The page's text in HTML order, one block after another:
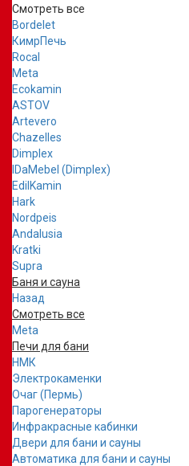
Смотреть все
Bordelet
КимрПечь
Rocal
Meta
Ecokamin
ASTOV
Artevero
Chazelles
Dimplex
IDaMebel (Dimplex)
EdilKamin
Hark
Nordpeis
Andalusia
Kratki
Supra
Баня и сауна
Назад
Смотреть все
Meta
Печи для бани
НМК
Электрокаменки
Очаг (Пермь)
Парогенераторы
Инфракрасные кабинки
Двери для бани и сауны
Автоматика для бани и сауны